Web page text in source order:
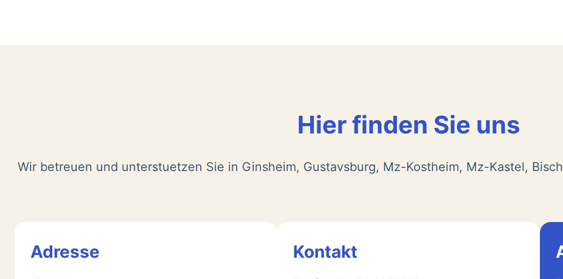
Hier finden Sie uns
Wir betreuen und unterstuetzen Sie in Ginsheim, Gustavsburg, Mz-Kostheim, Mz-Kastel,
Adresse Kontakt